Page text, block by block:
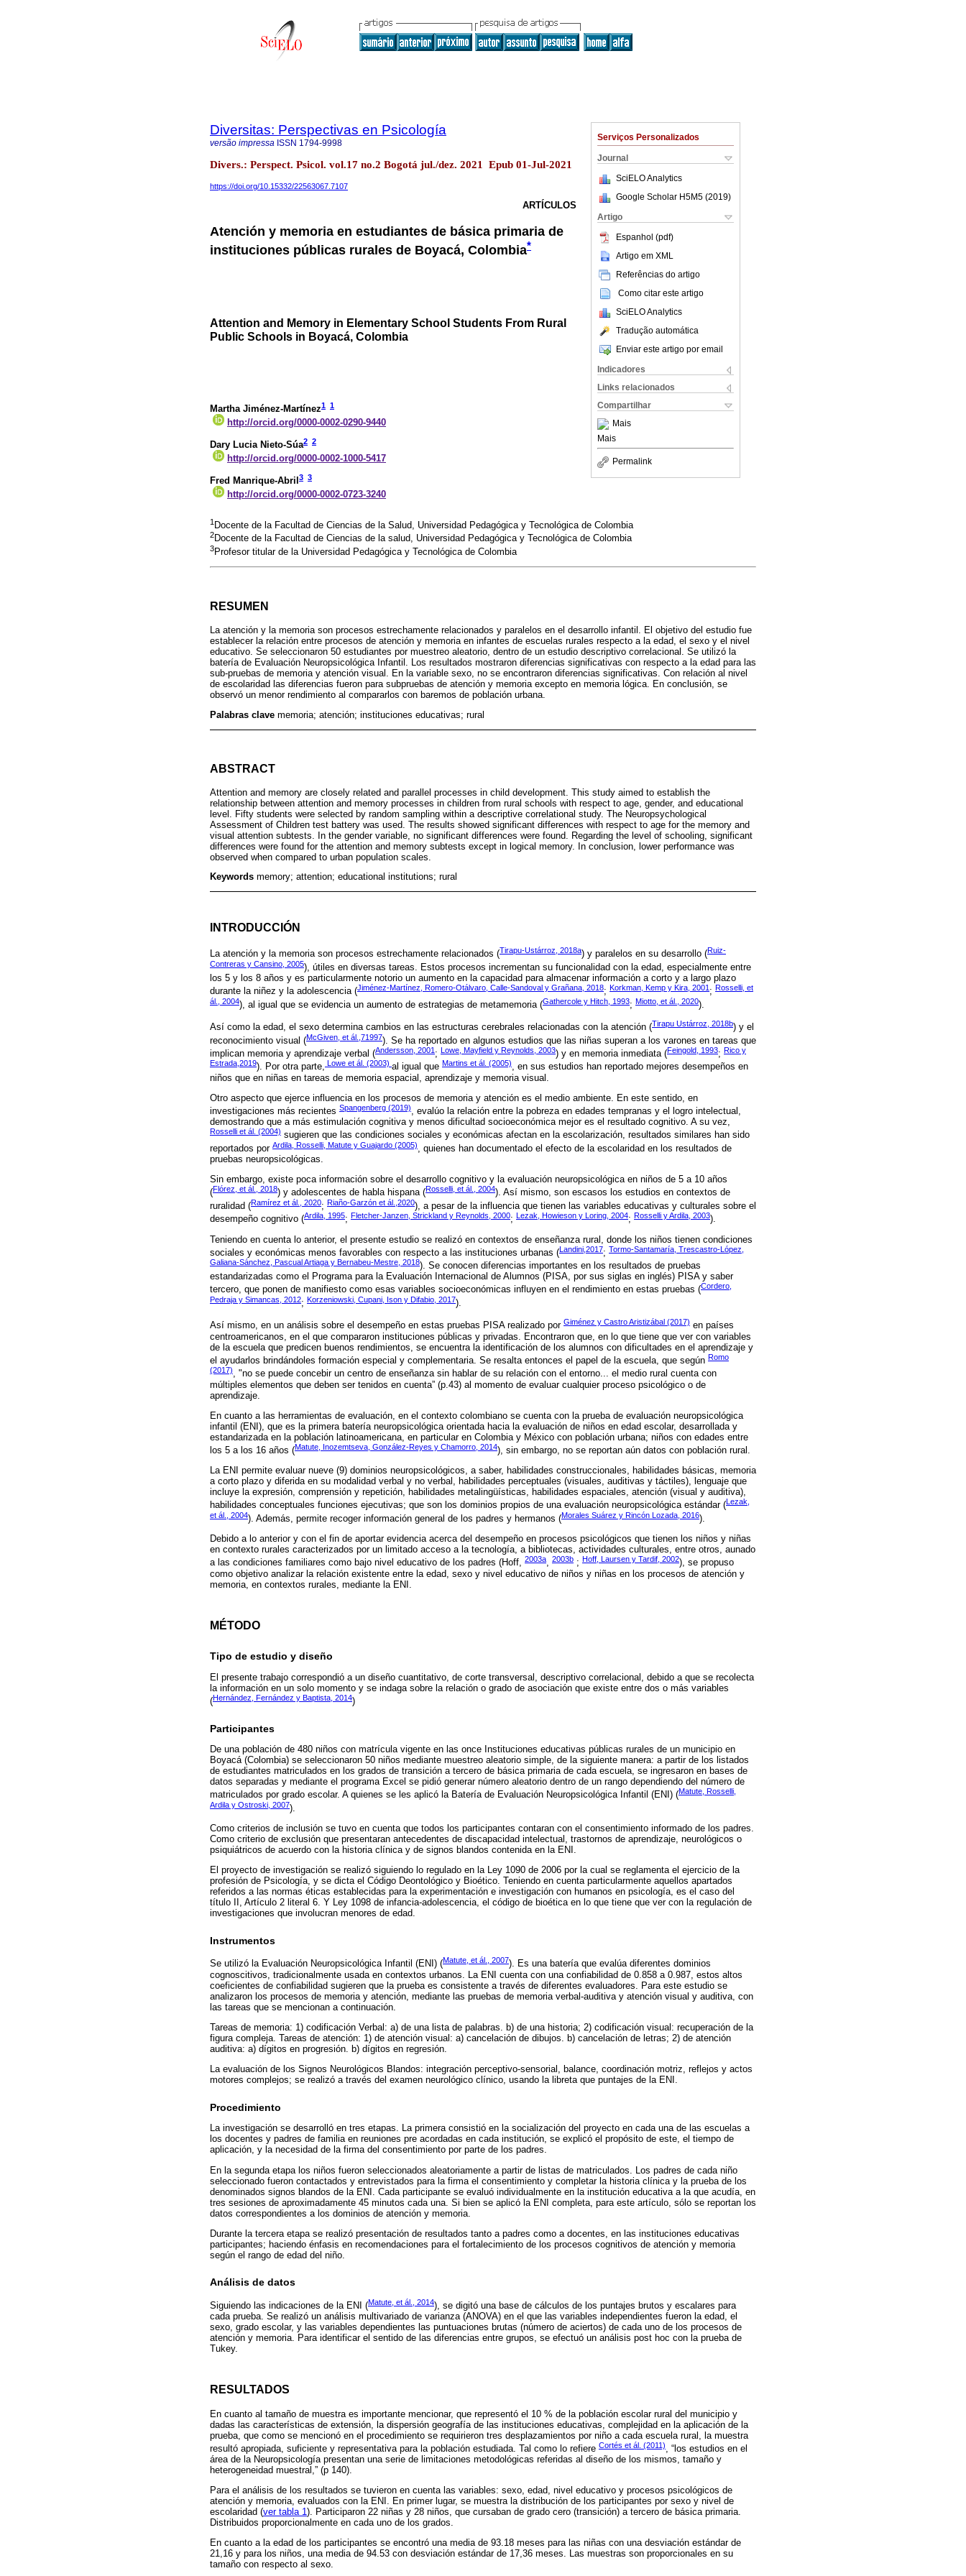
Serviços Personalizados
Journal
SciELO Analytics
Google Scholar H5M5 (2019)
Artigo
Espanhol (pdf)
Artigo em XML
Referências do artigo
Como citar este artigo
SciELO Analytics
Tradução automática
Enviar este artigo por email
Indicadores
Links relacionados
Compartilhar
Mais
Mais
Permalink
Diversitas: Perspectivas en Psicología
versão impressa ISSN 1794-9998
Divers.: Perspect. Psicol. vol.17 no.2 Bogotá jul./dez. 2021 Epub 01-Jul-2021
https://doi.org/10.15332/22563067.7107
ARTÍCULOS
Atención y memoria en estudiantes de básica primaria de
instituciones públicas rurales de Boyacá, Colombia*
Attention and Memory in Elementary School Students From Rural
Public Schools in Boyacá, Colombia
Martha Jiménez-Martínez1 1
http://orcid.org/0000-0002-0290-9440
Dary Lucia Nieto-Súa2 2
http://orcid.org/0000-0002-1000-5417
Fred Manrique-Abril 3 3
http://orcid.org/0000-0002-0723-3240
1 Docente de la Facultad de Ciencias de la Salud, Universidad Pedagógica y Tecnológica de Colombia
2Docente de la Facultad de Ciencias de la salud, Universidad Pedagógica y Tecnológica de Colombia
3Profesor titular de la Universidad Pedagógica y Tecnológica de Colombia
RESUMEN
La atención y la memoria son procesos estrechamente relacionados y paralelos en el desarrollo infantil. El objetivo del estudio fue
establecer la relación entre procesos de atención y memoria en infantes de escuelas rurales respecto a la edad, el sexo y el nivel
educativo. Se seleccionaron 50 estudiantes por muestreo aleatorio, dentro de un estudio descriptivo correlacional. Se utilizó la
batería de Evaluación Neuropsicológica Infantil. Los resultados mostraron diferencias significativas con respecto a la edad para las
sub-pruebas de memoria y atención visual. En la variable sexo, no se encontraron diferencias significativas. Con relación al nivel
de escolaridad las diferencias fueron para subpruebas de atención y memoria excepto en memoria lógica. En conclusión, se
observó un menor rendimiento al compararlos con baremos de población urbana.
Palabras clave memoria; atención; instituciones educativas; rural
ABSTRACT
Attention and memory are closely related and parallel processes in child development. This study aimed to establish the
relationship between attention and memory processes in children from rural schools with respect to age, gender, and educational
level. Fifty students were selected by random sampling within a descriptive correlational study. The Neuropsychological
Assessment of Children test battery was used. The results showed significant differences with respect to age for the memory and
visual attention subtests. In the gender variable, no significant differences were found. Regarding the level of schooling, significant
differences were found for the attention and memory subtests except in logical memory. In conclusion, lower performance was
observed when compared to urban population scales.
Keywords memory; attention; educational institutions; rural
INTRODUCCIÓN
La atención y la memoria son procesos estrechamente relacionados (Tirapu-Ustárroz, 2018a) y paralelos en su desarrollo (Ruiz-
Contreras y Cansino, 2005), útiles en diversas tareas. Estos procesos incrementan su funcionalidad con la edad, especialmente entre
los 5 y los 8 años y es particularmente notorio un aumento en la capacidad para almacenar información a corto y a largo plazo
durante la niñez y la adolescencia (Jiménez-Martínez, Romero-Otálvaro, Calle-Sandoval y Grañana, 2018; Korkman, Kemp y Kira, 2001 ; Rosselli, et
ál., 2004), al igual que se evidencia un aumento de estrategias de metamemoria (Gathercole y Hitch, 1993; Miotto, et ál., 2020).
Así como la edad, el sexo determina cambios en las estructuras cerebrales relacionadas con la atención (Tirapu Ustárroz, 2018b) y el
reconocimiento visual (McGiven, et ál.,71997). Se ha reportado en algunos estudios que las niñas superan a los varones en tareas que
implican memoria y aprendizaje verbal (Andersson, 2001 ; Lowe, Mayfield y Reynolds, 2003) y en memoria inmediata (Feingold, 1993; Rico y
Estrada,2019). Por otra parte, Lowe et ál. (2003) al igual que Martins et ál. (2005), en sus estudios han reportado mejores desempeños en
niños que en niñas en tareas de memoria espacial, aprendizaje y memoria visual.
Otro aspecto que ejerce influencia en los procesos de memoria y atención es el medio ambiente. En este sentido, en
investigaciones más recientes Spangenberg (2019), evalúo la relación entre la pobreza en edades tempranas y el logro intelectual,
demostrando que a más estimulación cognitiva y menos dificultad socioeconómica mejor es el resultado cognitivo. A su vez,
Rosselli et ál. (2004) sugieren que las condiciones sociales y económicas afectan en la escolarización, resultados similares han sido
reportados por Ardila, Rosselli, Matute y Guajardo (2005), quienes han documentado el efecto de la escolaridad en los resultados de
pruebas neuropsicológicas.
Sin embargo, existe poca información sobre el desarrollo cognitivo y la evaluación neuropsicológica en niños de 5 a 10 años
(Flórez, et ál., 2018) y adolescentes de habla hispana (Rosselli, et ál., 2004). Así mismo, son escasos los estudios en contextos de
ruralidad (Ramírez et ál., 2020; Riaño-Garzón et ál.,2020), a pesar de la influencia que tienen las variables educativas y culturales sobre el
desempeño cognitivo (Ardila, 1995; Fletcher-Janzen, Strickland y Reynolds, 2000; Lezak, Howieson y Loring, 2004; Rosselli y Ardila, 2003).
Teniendo en cuenta lo anterior, el presente estudio se realizó en contextos de enseñanza rural, donde los niños tienen condiciones
sociales y económicas menos favorables con respecto a las instituciones urbanas (Landini,2017; Tormo-Santamaría, Trescastro-López,
Galiana-Sánchez, Pascual Artiaga y Bernabeu-Mestre, 2018). Se conocen diferencias importantes en los resultados de pruebas
estandarizadas como el Programa para la Evaluación Internacional de Alumnos (PISA, por sus siglas en inglés) PISA y saber
tercero, que ponen de manifiesto como esas variables socioeconómicas influyen en el rendimiento en estas pruebas (Cordero,
Pedraja y Simancas, 2012; Korzeniowski, Cupani, Ison y Difabio, 2017).
Así mismo, en un análisis sobre el desempeño en estas pruebas PISA realizado por Giménez y Castro Aristizábal (2017) en países
centroamericanos, en el que compararon instituciones públicas y privadas. Encontraron que, en lo que tiene que ver con variables
de la escuela que predicen buenos rendimientos, se encuentra la identificación de los alumnos con dificultades en el aprendizaje y
el ayudarlos brindándoles formación especial y complementaria. Se resalta entonces el papel de la escuela, que según Romo
(2017), "no se puede concebir un centro de enseñanza sin hablar de su relación con el entorno... el medio rural cuenta con
múltiples elementos que deben ser tenidos en cuenta” (p.43) al momento de evaluar cualquier proceso psicológico o de
aprendizaje.
En cuanto a las herramientas de evaluación, en el contexto colombiano se cuenta con la prueba de evaluación neuropsicológica
infantil (ENI), que es la primera batería neuropsicológica orientada hacia la evaluación de niños en edad escolar, desarrollada y
estandarizada en la población latinoamericana, en particular en Colombia y México con población urbana; niños con edades entre
los 5 a los 16 años (Matute, Inozemtseva, González-Reyes y Chamorro, 2014), sin embargo, no se reportan aún datos con población rural.
La ENI permite evaluar nueve (9) dominios neuropsicológicos, a saber, habilidades construccionales, habilidades básicas, memoria
a corto plazo y diferida en su modalidad verbal y no verbal, habilidades perceptuales (visuales, auditivas y táctiles), lenguaje que
incluye la expresión, comprensión y repetición, habilidades metalingüísticas, habilidades espaciales, atención (visual y auditiva),
habilidades conceptuales funciones ejecutivas; que son los dominios propios de una evaluación neuropsicológica estándar ( Lezak,
et ál., 2004). Además, permite recoger información general de los padres y hermanos (Morales Suárez y Rincón Lozada, 2016).
Debido a lo anterior y con el fin de aportar evidencia acerca del desempeño en procesos psicológicos que tienen los niños y niñas
en contexto rurales caracterizados por un limitado acceso a la tecnología, a bibliotecas, actividades culturales, entre otros, aunado
a las condiciones familiares como bajo nivel educativo de los padres (Hoff, 2003a, 2003b ; Hoff, Laursen y Tardif, 2002), se propuso
como objetivo analizar la relación existente entre la edad, sexo y nivel educativo de niños y niñas en los procesos de atención y
memoria, en contextos rurales, mediante la ENI.
MÉTODO
Tipo de estudio y diseño
El presente trabajo correspondió a un diseño cuantitativo, de corte transversal, descriptivo correlacional, debido a que se recolecta
la información en un solo momento y se indaga sobre la relación o grado de asociación que existe entre dos o más variables
(Hernández, Fernández y Baptista, 2014)
Participantes
De una población de 480 niños con matrícula vigente en las once Instituciones educativas públicas rurales de un municipio en
Boyacá (Colombia) se seleccionaron 50 niños mediante muestreo aleatorio simple, de la siguiente manera: a partir de los listados
de estudiantes matriculados en los grados de transición a tercero de básica primaria de cada escuela, se ingresaron en bases de
datos separadas y mediante el programa Excel se pidió generar número aleatorio dentro de un rango dependiendo del número de
matriculados por grado escolar. A quienes se les aplicó la Batería de Evaluación Neuropsicológica Infantil (ENI) (Matute, Rosselli,
Ardila y Ostroski, 2007).
Como criterios de inclusión se tuvo en cuenta que todos los participantes contaran con el consentimiento informado de los padres.
Como criterio de exclusión que presentaran antecedentes de discapacidad intelectual, trastornos de aprendizaje, neurológicos o
psiquiátricos de acuerdo con la historia clínica y de signos blandos contenida en la ENI.
El proyecto de investigación se realizó siguiendo lo regulado en la Ley 1090 de 2006 por la cual se reglamenta el ejercicio de la
profesión de Psicología, y se dicta el Código Deontológico y Bioético. Teniendo en cuenta particularmente aquellos apartados
referidos a las normas éticas establecidas para la experimentación e investigación con humanos en psicología, es el caso del
título II, Artículo 2 literal 6. Y Ley 1098 de infancia-adolescencia, el código de bioética en lo que tiene que ver con la regulación de
investigaciones que involucran menores de edad.
Instrumentos
Se utilizó la Evaluación Neuropsicológica Infantil (ENI) (Matute, et ál., 2007). Es una batería que evalúa diferentes dominios
cognoscitivos, tradicionalmente usada en contextos urbanos. La ENI cuenta con una confiabilidad de 0.858 a 0.987, estos altos
coeficientes de confiabilidad sugieren que la prueba es consistente a través de diferentes evaluadores. Para este estudio se
analizaron los procesos de memoria y atención, mediante las pruebas de memoria verbal-auditiva y atención visual y auditiva, con
las tareas que se mencionan a continuación.
Tareas de memoria: 1) codificación Verbal: a) de una lista de palabras. b) de una historia; 2) codificación visual: recuperación de la
figura compleja. Tareas de atención: 1) de atención visual: a) cancelación de dibujos. b) cancelación de letras; 2) de atención
auditiva: a) dígitos en progresión. b) dígitos en regresión.
La evaluación de los Signos Neurológicos Blandos: integración perceptivo-sensorial, balance, coordinación motriz, reflejos y actos
motores complejos; se realizó a través del examen neurológico clínico, usando la libreta que puntajes de la ENI.
Procedimiento
La investigación se desarrolló en tres etapas. La primera consistió en la socialización del proyecto en cada una de las escuelas a
los docentes y padres de familia en reuniones pre acordadas en cada institución, se explicó el propósito de este, el tiempo de
aplicación, y la necesidad de la firma del consentimiento por parte de los padres.
En la segunda etapa los niños fueron seleccionados aleatoriamente a partir de listas de matriculados. Los padres de cada niño
seleccionado fueron contactados y entrevistados para la firma el consentimiento y completar la historia clínica y la prueba de los
denominados signos blandos de la ENI. Cada participante se evaluó individualmente en la institución educativa a la que acudía, en
tres sesiones de aproximadamente 45 minutos cada una. Si bien se aplicó la ENI completa, para este artículo, sólo se reportan los
datos correspondientes a los dominios de atención y memoria.
Durante la tercera etapa se realizó presentación de resultados tanto a padres como a docentes, en las instituciones educativas
participantes; haciendo énfasis en recomendaciones para el fortalecimiento de los procesos cognitivos de atención y memoria
según el rango de edad del niño.
Análisis de datos
Siguiendo las indicaciones de la ENI (Matute, et ál., 2014), se digitó una base de cálculos de los puntajes brutos y escalares para
cada prueba. Se realizó un análisis multivariado de varianza (ANOVA) en el que las variables independientes fueron la edad, el
sexo, grado escolar, y las variables dependientes las puntuaciones brutas (número de aciertos) de cada uno de los procesos de
atención y memoria. Para identificar el sentido de las diferencias entre grupos, se efectuó un análisis post hoc con la prueba de
Tukey.
RESULTADOS
En cuanto al tamaño de muestra es importante mencionar, que representó el 10 % de la población escolar rural del municipio y
dadas las características de extensión, la dispersión geografía de las instituciones educativas, complejidad en la aplicación de la
prueba, que como se mencionó en el procedimiento se requirieron tres desplazamientos por niño a cada escuela rural, la muestra
resultó apropiada, suficiente y representativa para la población estudiada. Tal como lo refiere Cortés et ál. (2011), “los estudios en el
área de la Neuropsicología presentan una serie de limitaciones metodológicas referidas al diseño de los mismos, tamaño y
heterogeneidad muestral,” (p 140).
Para el análisis de los resultados se tuvieron en cuenta las variables: sexo, edad, nivel educativo y procesos psicológicos de
atención y memoria, evaluados con la ENI. En primer lugar, se muestra la distribución de los participantes por sexo y nivel de
escolaridad (ver tabla 1). Participaron 22 niñas y 28 niños, que cursaban de grado cero (transición) a tercero de básica primaria.
Distribuidos proporcionalmente en cada uno de los grados.
En cuanto a la edad de los participantes se encontró una media de 93.18 meses para las niñas con una desviación estándar de
21,16 y para los niños, una media de 94.53 con desviación estándar de 17,36 meses. Las muestras son proporcionales en su
tamaño con respecto al sexo.